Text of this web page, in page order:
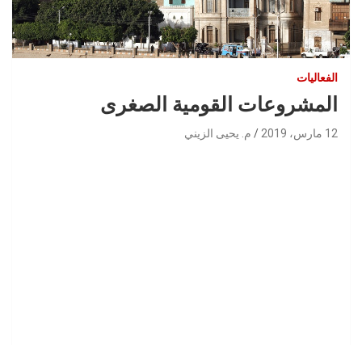
الفعاليات
المشروعات القومية الصغرى
12 مارس، 2019 م. يحيى الزيني